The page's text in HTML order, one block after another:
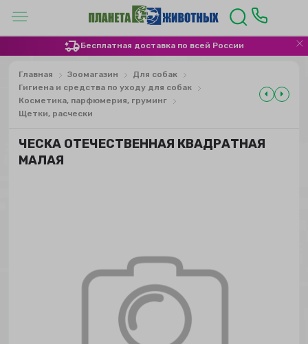
Бесплатная доставка по всей России
Главная Зоомагазин
Для собак
Гигиена и средства по уходу для собак
Косметика, парфюмерия, груминг
Щетки, расчески
ЧЕСКА ОТЕЧЕСТВЕННАЯ КВАДРАТНАЯ
МАЛАЯ